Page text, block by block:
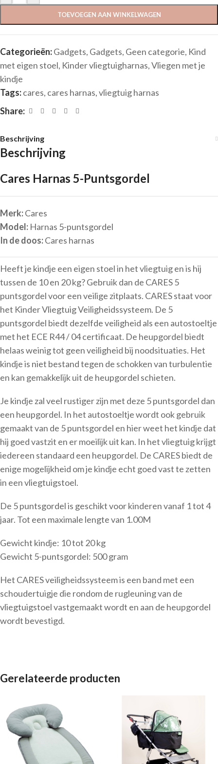
TOEVOEGEN AAN WINKELWAGEN
Categorieën:Gadgets, Gadgets, Geen categorie, Kind
met eigen stoel, Kinder vliegtuigharnas,Vliegen met je
kindje
Tags:cares, cares harnas,vliegtuig harnas
Share:
Beschrijving
Beschrijving
Cares Harnas 5-Puntsgordel
Merk:Cares
Model: Harnas 5-puntsgordel
In de doos:Cares harnas
Heeft je kindje een eigen stoel in het vliegtuig en is hij
tussen de 10 en 20 kg? Gebruik dan de CARES 5
puntsgordel voor een veilige zitplaats. CARES staat voor
het Kinder Vliegtuig Veiligheidssysteem. De 5
puntsgordel biedt dezelfde veiligheid als een autostoeltje
met het ECE R44 / 04 certificaat. De heupgordel biedt
helaas weinig tot geen veiligheid bij noodsituaties. Het
kindje is niet bestand tegen de schokken van turbulentie
en kan gemakkelijk uit de heupgordel schieten.
Je kindje zal veel rustiger zijn met deze 5 puntsgordel dan
een heupgordel. In het autostoeltje wordt ook gebruik
gemaakt van de 5 puntsgordel en hier weet het kindje dat
hij goed vastzit en er moeilijk uit kan. In het vliegtuig krijgt
iedereen standaard een heupgordel. De CARES biedt de
enige mogelijkheid om je kindje echt goed vast te zetten
in een vliegtuigstoel.
De 5 puntsgordel is geschikt voor kinderen vanaf 1 tot 4
jaar. Tot een maximale lengte van 1.00M
Gewicht kindje: 10 tot 20 kg
Gewicht 5-puntsgordel: 500 gram
Het CARES veiligheidssysteem is een band met een
schoudertuigje die rondom de rugleuning van de
vliegtuigstoel vastgemaakt wordt en aan de heupgordel
wordt bevestigd.
Gerelateerde producten